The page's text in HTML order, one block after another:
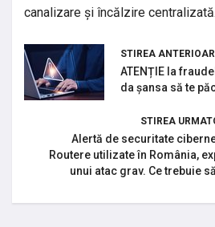
canalizare și încălzire centralizată.
STIREA
ATENȚIE la
da șansa să te
STIREA
Alertă de securitate
Routere utilizate în România,
unui atac grav. Ce trebuie